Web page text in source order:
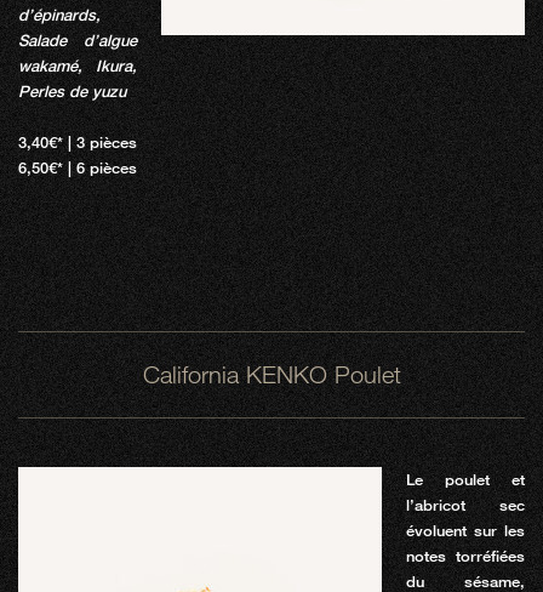
d’épinards,
Salade d’algue
wakamé, Ikura,
Perles de yuzu
3,40€* | 3 pièces
6,50€* | 6 pièces
California KENKO Poulet
Le poulet et
l’abricot sec
évoluent sur les
notes torréfiées
du sésame,